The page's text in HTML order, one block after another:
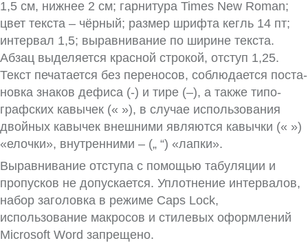
1,5 см, нижнее 2 см; гарнитура Times New Roman;
цвет текста – чёрный; размер шрифта кегль 14 пт;
интервал 1,5; выравнивание по ширине текста.
Абзац выделяется красной строкой, отступ 1,25.
Текст печатается без переносов, соблюдается поста­
новка знаков дефиса (-) и тире (–), а также типо­
графских кавычек (« »), в случае использования
двойных кавычек внешними являются кавычки (« »)
«елочки», внутренними – („ “) «лапки».
Выравнивание отступа с помощью табу­ляции и
пропусков не допускается. Уплотнение интервалов,
набор заголовка в режиме Caps Lock,
использование макросов и стилевых оформлений
Microsoft Word запрещено.